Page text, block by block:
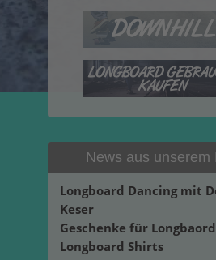
News aus unserem
Longboard Dancing mit
Keser
Geschenke für
Longboard Shirts